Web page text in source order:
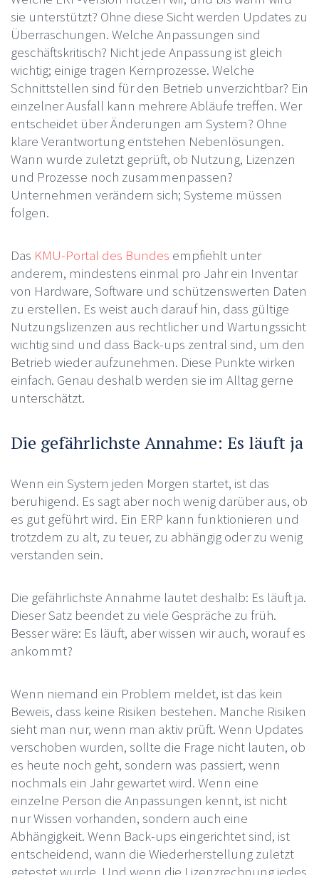
sie unterstützt? Ohne diese Sicht werden Updates zu
Überraschungen. Welche Anpassungen sind
geschäftskritisch? Nicht jede Anpassung ist gleich
wichtig; einige tragen Kernprozesse. Welche
Schnittstellen sind für den Betrieb unverzichtbar? Ein
einzelner Ausfall kann mehrere Abläufe treffen. Wer
entscheidet über Änderungen am System? Ohne
klare Verantwortung entstehen Nebenlösungen.
Wann wurde zuletzt geprüft, ob Nutzung, Lizenzen
und Prozesse noch zusammenpassen?
Unternehmen verändern sich; Systeme müssen
folgen.
Das KMU-Portal des Bundes empfiehlt unter
anderem, mindestens einmal pro Jahr ein Inventar
von Hardware, Software und schützenswerten Daten
zu erstellen. Es weist auch darauf hin, dass gültige
Nutzungslizenzen aus rechtlicher und Wartungssicht
wichtig sind und dass Back-ups zentral sind, um den
Betrieb wieder aufzunehmen. Diese Punkte wirken
einfach. Genau deshalb werden sie im Alltag gerne
unterschätzt.
Die gefährlichste Annahme: Es läuft ja
Wenn ein System jeden Morgen startet, ist das
beruhigend. Es sagt aber noch wenig darüber aus, ob
es gut geführt wird. Ein ERP kann funktionieren und
trotzdem zu alt, zu teuer, zu abhängig oder zu wenig
verstanden sein.
Die gefährlichste Annahme lautet deshalb: Es läuft ja.
Dieser Satz beendet zu viele Gespräche zu früh.
Besser wäre: Es läuft, aber wissen wir auch, worauf es
ankommt?
Wenn niemand ein Problem meldet, ist das kein
Beweis, dass keine Risiken bestehen. Manche Risiken
sieht man nur, wenn man aktiv prüft. Wenn Updates
verschoben wurden, sollte die Frage nicht lauten, ob
es heute noch geht, sondern was passiert, wenn
nochmals ein Jahr gewartet wird. Wenn eine
einzelne Person die Anpassungen kennt, ist nicht
nur Wissen vorhanden, sondern auch eine
Abhängigkeit. Wenn Back-ups eingerichtet sind, ist
entscheidend, wann die Wiederherstellung zuletzt
getestet wurde. Und wenn die Lizenzrechnung jedes